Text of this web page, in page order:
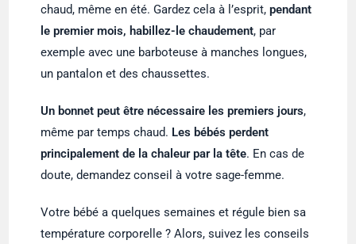
chaud, même en été. Gardez cela à l’esprit,pendant
le premier mois, habillez-le chaudement, par
exemple avec une barboteuse à manches longues,
un pantalon et des chaussettes.
Un bonnet peut être nécessaire les premiers jours,
même par temps chaud. Les bébés perdent
principalement de la chaleur par la tête. En cas de
doute, demandez conseil à votre sage-femme.
Votre bébé a quelques semaines et régule bien sa
température corporelle ? Alors, suivez les conseils